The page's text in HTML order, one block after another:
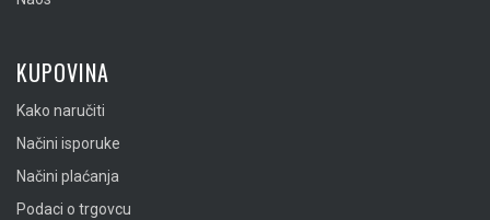
KUPOVINA
Kako naručiti
Načini isporuke
Načini plaćanja
Podaci o trgovcu